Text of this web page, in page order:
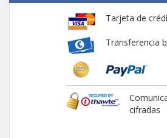
Tarjeta de
Transferencia
cifradas